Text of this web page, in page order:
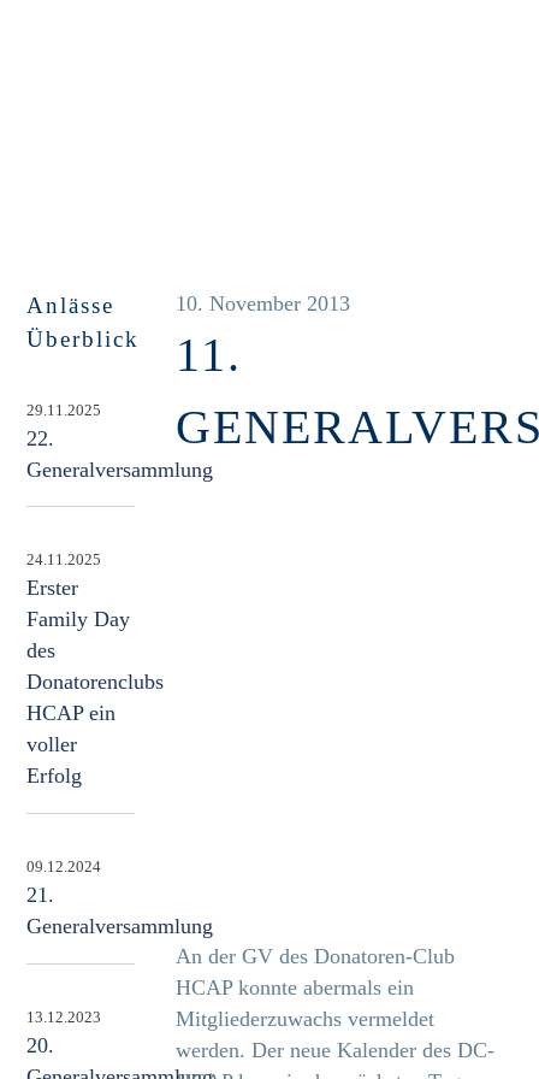
10. November 2013
11.
An der GV des Donatoren-Club
HCAP konnte abermals ein
Mitgliederzuwachs vermeldet
werden. Der neue Kalender des DC-
Anlässe
Überblick
29.11.2025
22.
Generalversammlung
24.11.2025
Erster
Family Day
des
Donatorenclubs
HCAP ein
voller
Erfolg
09.12.2024
21.
Generalversammlung
13.12.2023
20.